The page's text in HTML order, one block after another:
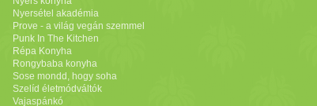
Nyersétel akadémia
Prove - a világ vegán szemmel
Punk In The Kitchen
Répa Konyha
Rongybaba konyha
Sose mondd, hogy soha
Szelíd életmódváltók
Vajaspánkó